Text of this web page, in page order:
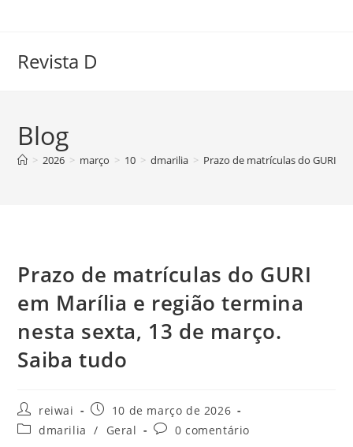
conteúdo
Revista D
Blog
> 2026 > março > 10 > dmarilia > Prazo de matrículas do GURI
Prazo de matrículas do GURI
em Marília e região termina
nesta sexta, 13 de março.
Saiba tudo
Autor
do
post:
reiwai
Post
publicado:
10 de março de 2026
Categoria
dmarilia / Geral
Comentários
0 comentário